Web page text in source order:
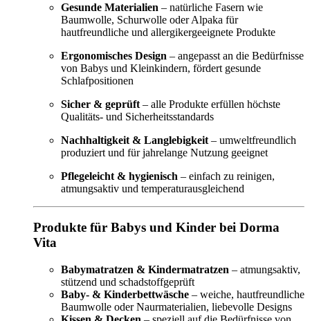
Gesunde Materialien – natürliche Fasern wie
Baumwolle, Schurwolle oder Alpaka für
hautfreundliche und allergikergeeignete Produkte
Ergonomisches Design – angepasst an die Bedürfnisse
von Babys und Kleinkindern, fördert gesunde
Schlafpositionen
Sicher & geprüft – alle Produkte erfüllen höchste
Qualitäts- und Sicherheitsstandards
Nachhaltigkeit & Langlebigkeit – umweltfreundlich
produziert und für jahrelange Nutzung geeignet
Pflegeleicht & hygienisch – einfach zu reinigen,
atmungsaktiv und temperaturausgleichend
Produkte für Babys und Kinder bei Dorma
Vita
Babymatratzen & Kindermatratzen – atmungsaktiv,
stützend und schadstoffgeprüft
Baby- & Kinderbettwäsche – weiche, hautfreundliche
Baumwolle oder Naurmaterialien, liebevolle Designs